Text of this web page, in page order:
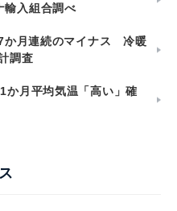
入組合調べ
か月連続のマイナス 冷暖
調査
月平均気温「高い」確